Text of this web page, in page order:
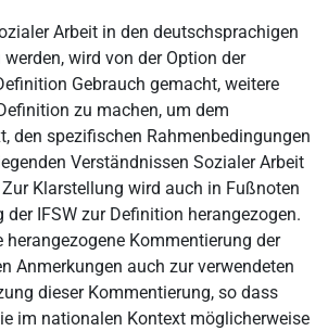
Arbeit in den deutschsprachigen
wird von der Option der
Gebrauch gemacht, weitere
zu machen, um dem
den spezifischen Rahmenbedingungen
Verständnissen Sozialer Arbeit
Klarstellung wird auch in Fußnoten
IFSW zur Definition herangezogen.
herangezogene Kommentierung der
Anmerkungen auch zur verwendeten
dieser Kommentierung, so dass
im nationalen Kontext möglicherweise